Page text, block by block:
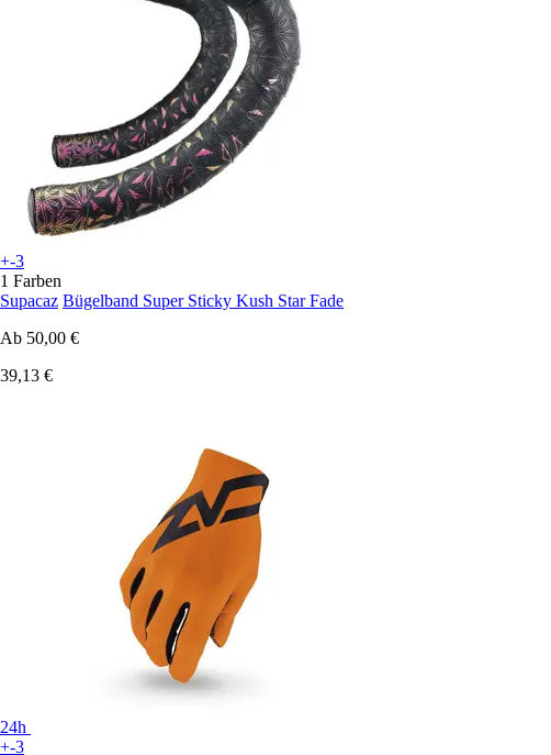
+-3
1 Farben
Supacaz Bügelband Super Sticky Kush Star Fade
Ab 50,00 €
39,13 €
24h
+-3